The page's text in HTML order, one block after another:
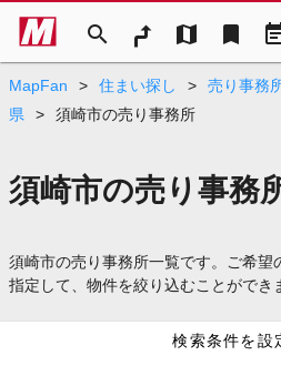
search map bookmark
MapFan > 住まい探し > 売り事務
県
> 須崎市の売り事務所
須崎市の売り事務
須崎市の売り事務所一覧です。ご希望
指定して、物件を絞り込むことができ
検索条件を設